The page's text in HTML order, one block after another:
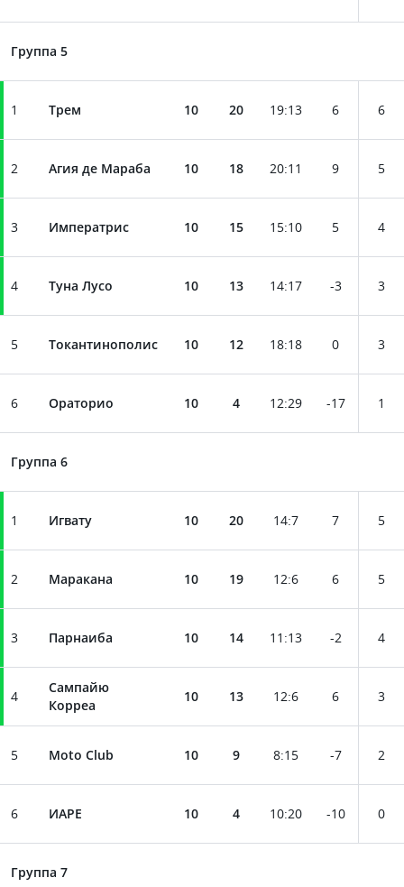
Группа 5
1 Трем 10 20 19:13 6 6
2 Агия де Мараба 10 18 20:11 9 5
3 Императрис 10 15 15:10 5 4
4 Туна Лусо 10 13 14:17 -3 3
5 Токантинополис 10 12 18:18 0 3
6 Ораторио 10 4 12:29 -17 1
Группа 6
1 Игвату 10 20 14:7 7 5
2 Маракана 10 19 12:6 6 5
3 Парнаиба 10 14 11 :13 -2 4
4
Сампайю
Корреа
10 13 12:6 6 3
5 Moto Club 10 9 8:15 -7 2
6 ИAPE 10 4 10:20 -10 0
Группа 7